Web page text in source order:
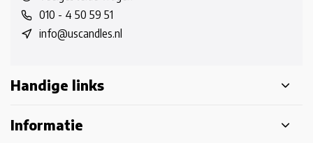
010 - 4 50 59 51
info@uscandles.nl
Handige links
Informatie